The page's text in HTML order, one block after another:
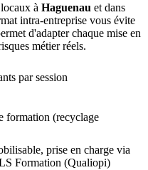
à Haguenau et dans
intra-entreprise vous évite
d'adapter chaque mise en
métier réels.
par session
formation (recyclage
prise en charge via
Formation (Qualiopi)